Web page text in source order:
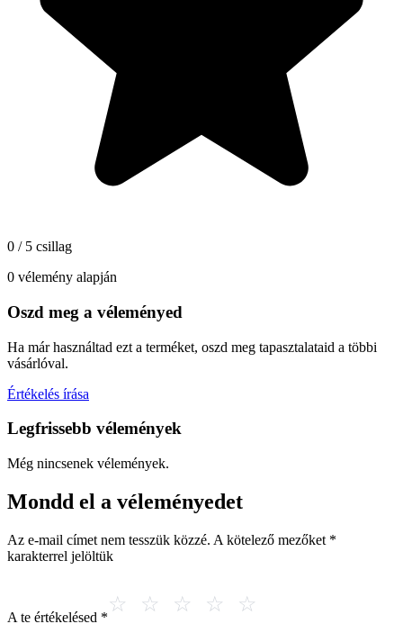
0 / 5 csillag
0 vélemény alapján
Oszd meg a véleményed
Ha már használtad ezt a terméket, oszd meg tapasztalataid a többi
vásárlóval.
Értékelés írása
Legfrissebb vélemények
Még nincsenek vélemények.
Mondd el a véleményedet
Az e-mail címet nem tesszük közzé. A kötelező mezőket *
karakterrel jelöltük
A te értékelésed *